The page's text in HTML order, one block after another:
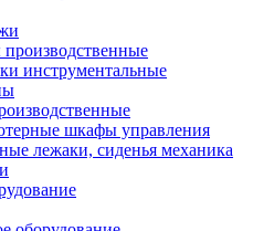
инструментальные
шкафы управления
лежаки, сиденья механика